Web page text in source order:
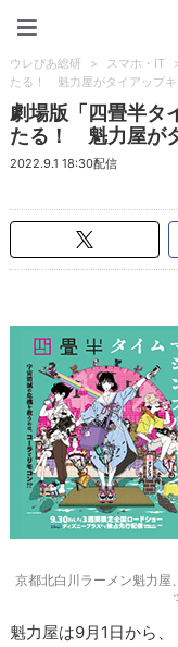
ウレぴあ総研 > スマホ・IT
たる！ 魁力屋がタイアップキ
劇場版「四畳半タ
たる！ 魁力屋が
2022.9.1 18:30配信
京都北白川ラーメン魁力屋
魁力屋は9月1日から